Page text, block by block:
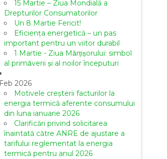
15 Martie – Ziua Mondială a
Drepturilor Consumatorilor
Un 8 Martie Fericit!
Eficiența energetică – un pas
important pentru un viitor durabil
1 Martie - Ziua Mărțișorului: simbol
al primăverii și al noilor începuturi
Feb 2026
Motivele creșterii facturilor la
energia termică aferente consumului
din luna ianuarie 2026
Clarificări privind solicitarea
înaintată către ANRE de ajustare a
tarifului reglementat la energia
termică pentru anul 2026